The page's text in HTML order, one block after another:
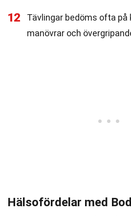
12
Tävlingar bedöms ofta på
manövrar och
Hälsofördelar med